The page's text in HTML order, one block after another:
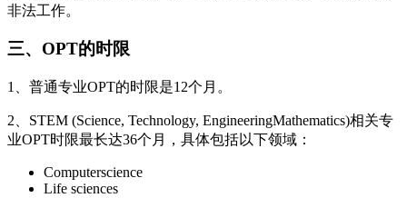
非法工作。
三、OPT的时限
1、普通专业OPT的时限是12个月。
2、STEM (Science, Technology, EngineeringMathematics)相关专
业OPT时限最长达36个月，具体包括以下领域：
Computerscience
Life sciences